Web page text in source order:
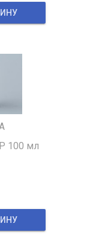
100 мл